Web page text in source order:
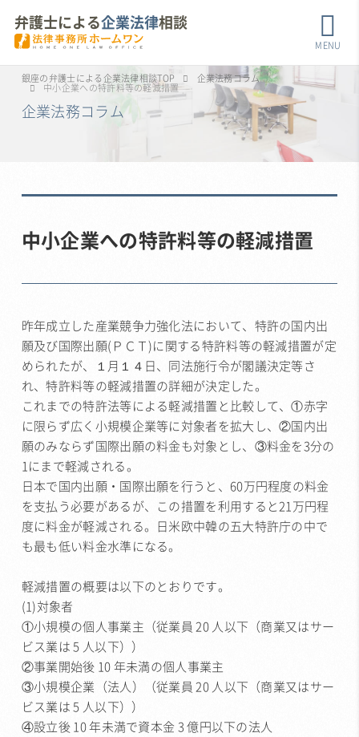
弁護士による企業法律相談
MENU
銀座の弁護士による企業法律相談TOP
企業法務コラム
中小企業への特許料等の軽減措置
企業法務コラム
中小企業への特許料等の軽減措置
昨年成立した産業競争力強化法において、特許の国内出
願及び国際出願(ＰＣＴ)に関する特許料等の軽減措置が定
められたが、１月１４日、同法施行令が閣議決定等さ
れ、特許料等の軽減措置の詳細が決定した。
これまでの特許法等による軽減措置と比較して、①赤字
に限らず広く小規模企業等に対象者を拡大し、②国内出
願のみならず国際出願の料金も対象とし、③料金を3分の
1にまで軽減される。
日本で国内出願・国際出願を行うと、60万円程度の料金
を支払う必要があるが、この措置を利用すると21万円程
度に料金が軽減される。日米欧中韓の五大特許庁の中で
も最も低い料金水準になる。
軽減措置の概要は以下のとおりです。
(1)対象者
①小規模の個人事業主（従業員 20 人以下（商業又はサー
ビス業は 5 人以下））
②事業開始後 10 年未満の個人事業主
③小規模企業（法人）（従業員 20 人以下（商業又はサー
ビス業は 5 人以下））
④設立後 10 年未満で資本金 3 億円以下の法人